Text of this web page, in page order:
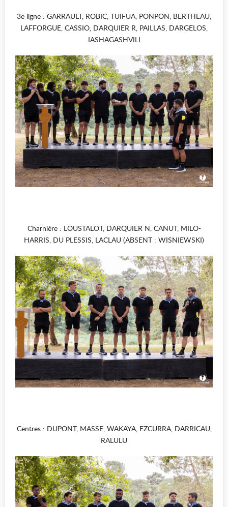
3e ligne : GARRAULT, ROBIC, TUIFUA, PONPON, BERTHEAU,
LAFFORGUE, CASSIO, DARQUIER R, PAILLAS, DARGELOS,
IASHAGASHVILI
Charnière : LOUSTALOT, DARQUIER N, CANUT, MILO-
HARRIS, DU PLESSIS, LACLAU (ABSENT : WISNIEWSKI)
Centres : DUPONT, MASSE, WAKAYA, EZCURRA, DARRICAU,
RALULU